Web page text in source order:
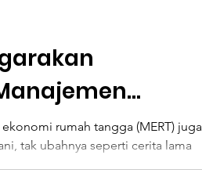
Tangga
rumah tangga (MERT) juga
tak ubahnya seperti cerita lama